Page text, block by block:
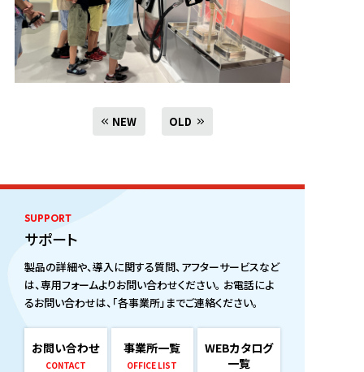
NEW OLD
SUPPORT
サポート
製品の詳細や、導入に関する質問、アフターサービスなど
は、専用フォームよりお問い合わせください。 お電話によ
るお問い合わせは、「各事業所」までご連絡ください。
お問い合わせ
CONTACT
事業所一覧
OFFICE LIST
WEBカタログ
一覧